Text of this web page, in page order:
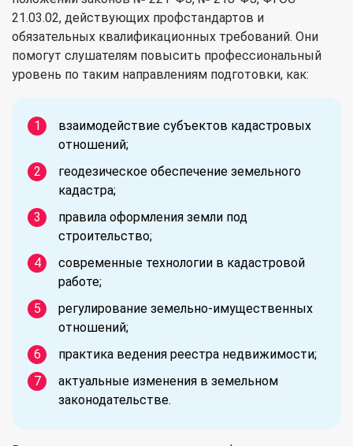
21.03.02, действующих профстандартов и
обязательных квалификационных требований. Они
помогут слушателям повысить профессиональный
уровень по таким направлениям подготовки, как:
взаимодействие субъектов кадастровых
отношений;
геодезическое обеспечение земельного
кадастра;
правила оформления земли под
строительство;
современные технологии в кадастровой
работе;
регулирование земельно-имущественных
отношений;
практика ведения реестра недвижимости;
актуальные изменения в земельном
законодательстве.